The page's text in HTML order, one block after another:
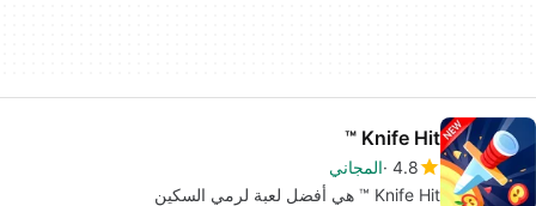
Knife Hit ™
4.8 المجاني
Knife Hit ™ هي أفضل لعبة لرمي السكين